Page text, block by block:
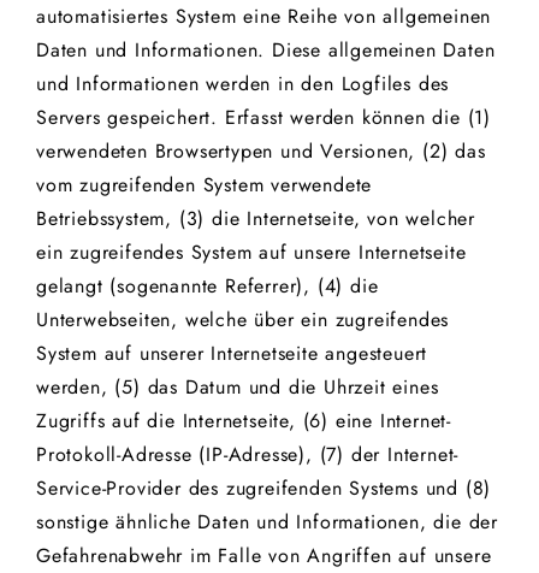
automatisiertes System eine Reihe von allgemeinen
Daten und Informationen. Diese allgemeinen Daten
und Informationen werden in den Logfiles des
Servers gespeichert. Erfasst werden können die (1)
verwendeten Browsertypen und Versionen, (2) das
vom zugreifenden System verwendete
Betriebssystem, (3) die Internetseite, von welcher
ein zugreifendes System auf unsere Internetseite
gelangt (sogenannte Referrer), (4) die
Unterwebseiten, welche über ein zugreifendes
System auf unserer Internetseite angesteuert
werden, (5) das Datum und die Uhrzeit eines
Zugriffs auf die Internetseite, (6) eine Internet-
Protokoll-Adresse (IP-Adresse), (7) der Internet-
Service-Provider des zugreifenden Systems und (8)
sonstige ähnliche Daten und Informationen, die der
Gefahrenabwehr im Falle von Angriffen auf unsere